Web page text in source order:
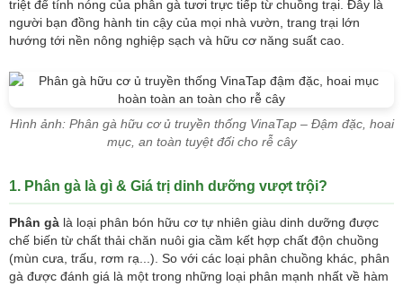
triệt để tính nóng của phân gà tươi trực tiếp từ chuồng trại. Đây là
người bạn đồng hành tin cậy của mọi nhà vườn, trang trại lớn
hướng tới nền nông nghiệp sạch và hữu cơ năng suất cao.
Hình ảnh: Phân gà hữu cơ ủ truyền thống VinaTap – Đậm đặc, hoai
mục, an toàn tuyệt đối cho rễ cây
1. Phân gà là gì & Giá trị dinh dưỡng vượt trội?
Phân gà là loại phân bón hữu cơ tự nhiên giàu dinh dưỡng được
chế biến từ chất thải chăn nuôi gia cầm kết hợp chất độn chuồng
(mùn cưa, trấu, rơm rạ...). So với các loại phân chuồng khác, phân
gà được đánh giá là một trong những loại phân mạnh nhất về hàm